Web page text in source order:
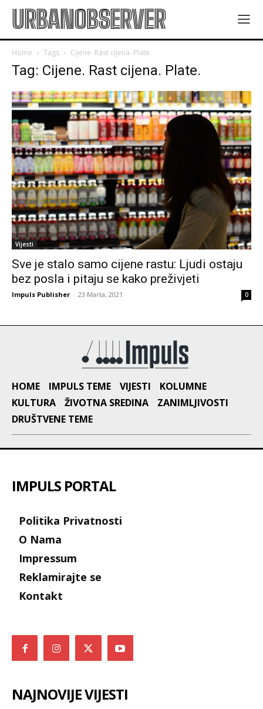
URBANOBSERVER
Home Tags Cijene. Rast cijena. Plate.
Tag: Cijene. Rast cijena. Plate.
Vijesti
Sve je stalo samo cijene rastu: Ljudi ostaju
bez posla i pitaju se kako preživjeti
Impuls Publisher - 23 Marta, 2021 0
HOME IMPULS TEME VIJESTI
KOLUMNE
KULTURA
ŽIVOTNA SREDINA
ZANIMLJIVOSTI
DRUŠTVENE TEME
IMPULS PORTAL
Politika Privatnosti
O Nama
Impressum
Reklamirajte se
Kontakt
NAJNOVIJE VIJESTI